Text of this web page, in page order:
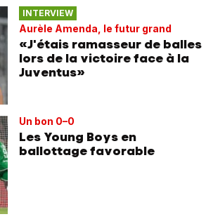
INTERVIEW
Aurèle Amenda, le futur grand
«J'étais ramasseur de balles
lors de la victoire face à la
Juventus»
Un bon 0–0
Les Young Boys en
ballottage favorable